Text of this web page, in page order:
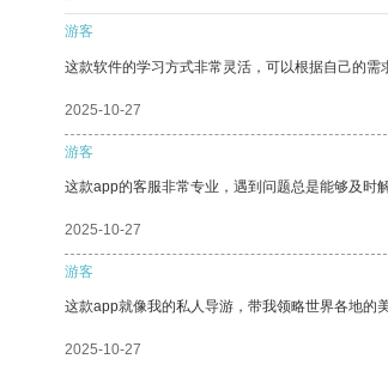
游客
这款软件的学习方式非常灵活，可以根据自己的需
2025-10-27
游客
这款app的客服非常专业，遇到问题总是能够及时
2025-10-27
游客
这款app就像我的私人导游，带我领略世界各地的美
2025-10-27